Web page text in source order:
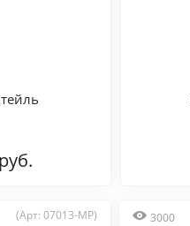
(Арт: 07013-MP) 3000